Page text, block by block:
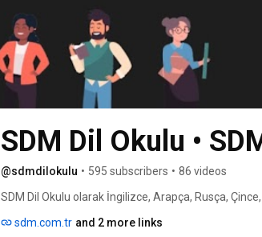
SDM Dil Okulu •
@sdmdilokulu • 595 subscribers • 86 videos
SDM Dil Okulu olarak İngilizce, Arapça, Rusça,
için sunduğumuz eğitim fırsatları ve imkanlarıız
sdm.com.tr and 2 more links